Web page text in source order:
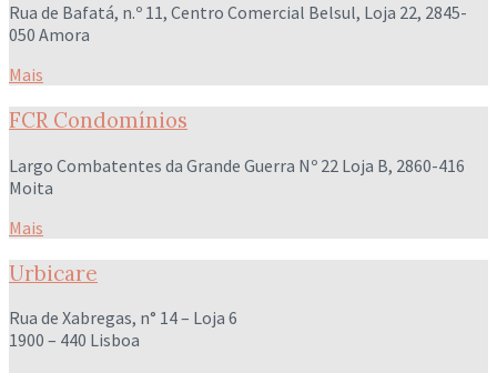
Rua de Bafatá, n.º 11, Centro Comercial Belsul, Loja 22, 2845-
050 Amora
Mais
FCR Condomínios
Largo Combatentes da Grande Guerra Nº 22 Loja B, 2860-416
Moita
Mais
Urbicare
Rua de Xabregas, n° 14 – Loja 6
1900 – 440 Lisboa